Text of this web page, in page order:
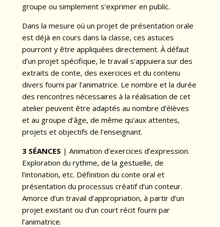
groupe ou simplement s’exprimer en public.
Dans la mesure où un projet de présentation orale
est déjà en cours dans la classe, ces astuces
pourront y être appliquées directement. À défaut
d’un projet spécifique, le travail s’appuiera sur des
extraits de conte, des exercices et du contenu
divers fourni par l’animatrice. Le nombre et la durée
des rencontres nécessaires à la réalisation de cet
atelier peuvent être adaptés au nombre d’élèves
et au groupe d’âge, de même qu’aux attentes,
projets et objectifs de l’enseignant.
3 SÉANCES | Animation d’exercices d’expression.
Exploration du rythme, de la gestuelle, de
l’intonation, etc. Définition du conte oral et
présentation du processus créatif d’un conteur.
Amorce d’un travail d’appropriation, à partir d’un
projet existant ou d’un court récit fourni par
l’animatrice.